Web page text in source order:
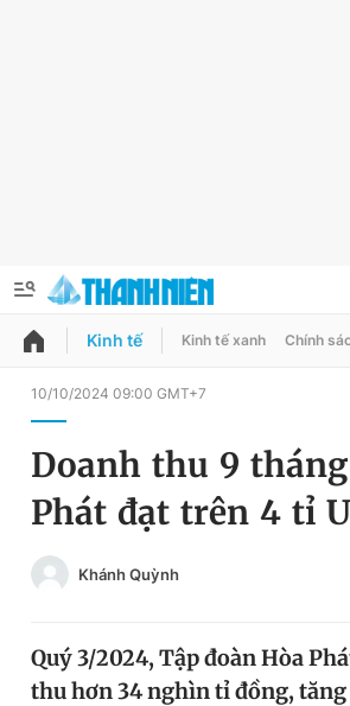
QUẢNG CÁO
Chuyên mục
Chuyên mục khác
Tin thị trường Tin 360
Đổi mật khẩu
Tin đã lưu
Tin đã xem
Đăng xuất
Kinh tế Kinh tế xanh Chính
10/10/2024 09:00 GMT+7
Doanh thu 9
Phát đạt trên 4 tỉ
Khánh Quỳnh
Quý 3/2024, Tập đoàn Hòa
thu hơn 34 nghìn tỉ đồng, tăng